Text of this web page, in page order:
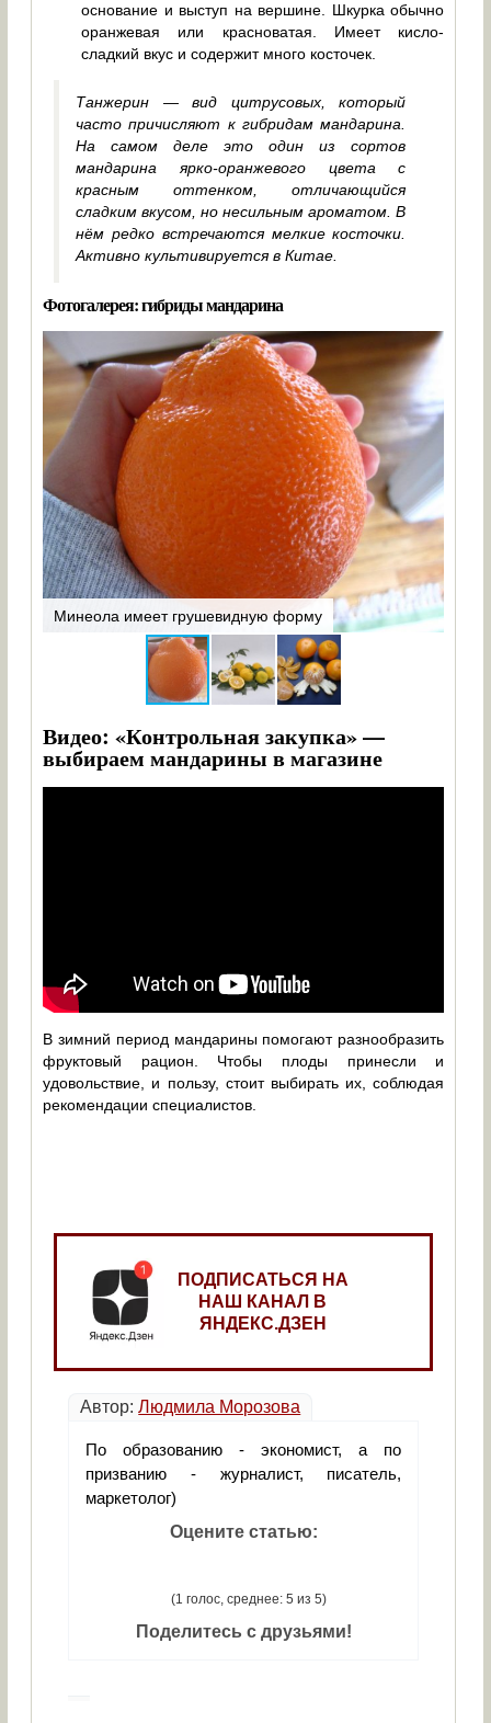
основание и выступ на вершине. Шкурка обычно
оранжевая или красноватая. Имеет кисло-
сладкий вкус и содержит много косточек.
Танжерин — вид цитрусовых, который
часто причисляют к гибридам мандарина.
На самом деле это один из сортов
мандарина ярко-оранжевого цвета с
красным оттенком, отличающийся
сладким вкусом, но несильным ароматом. В
нём редко встречаются мелкие косточки.
Активно культивируется в Китае.
Фотогалерея: гибриды мандарина
Минеола имеет грушевидную форму
Видео: «Контрольная закупка» —
выбираем мандарины в магазине
В зимний период мандарины помогают разнообразить
фруктовый рацион. Чтобы плоды принесли и
удовольствие, и пользу, стоит выбирать их, соблюдая
рекомендации специалистов.
ПОДПИСАТЬСЯ НА
НАШ КАНАЛ В
ЯНДЕКС.ДЗЕН
Автор:Людмила Морозова
По образованию - экономист, а по
призванию - журналист, писатель,
маркетолог)
Оцените статью:
(1 голос, среднее: 5 из 5)
Поделитесь с друзьями!